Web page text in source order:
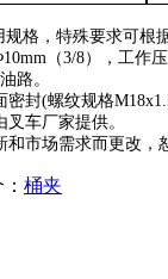
格，特殊要求可根
（3/8），工作压
路。
封(螺纹规格
车厂家提供。
市场需求而更改，
桶夹